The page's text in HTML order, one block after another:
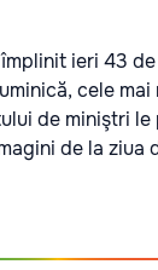
ieri 43
cele
de miniştri
de la ziua